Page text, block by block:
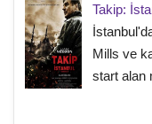
Takip:
Mills ve
start alan